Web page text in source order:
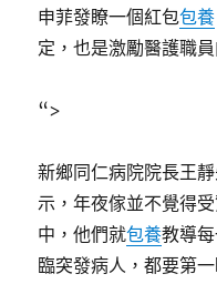
申菲發瞭一個紅包包養
定，也是激勵醫護職
“>
新鄉同仁病院院長王
示，年夜傢並不覺得
中，他們就包養教導
臨突發病人，都要第